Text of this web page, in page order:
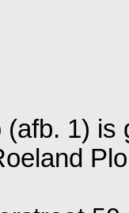
(afb. 1) is